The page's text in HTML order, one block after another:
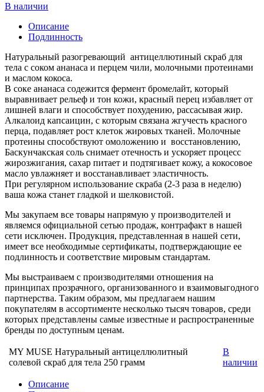
В наличии
Описание
Подлинность
Натуральный разогревающий антицеллютиный скраб для
тела с соком ананаса и перцем чили, молочными протеинами
и маслом кокоса.
В соке ананаса содежится фермент бромелайт, который
выравнивает рельеф и тон кожи, красный перец избавляет от
лишней влаги и способствует похудению, рассасывая жир.
Алкалоид капсаицин, с которым связана жгучесть красного
перца, подавляет рост клеток жировых тканей. Молочные
протеины способствуют омоложению и восстановлению,
Баскунчакская соль снимает отечность и ускоряет процесс
жирозжигания, сахар питает и подтягивает кожу, а кокосовое
масло увлажняет и восстанавливает эластичность.
При регулярном использование скраба (2-3 раза в неделю)
ваша кожа станет гладкой и шелковистой.
Мы закупаем все товары напрямую у производителей и
являемся официальной сетью продаж, контрафакт в нашей
сети исключен. Продукция, представленная в нашей сети,
имеет все необходимые сертификаты, подтверждающие ее
подлинность и соответствие мировым стандартам.
Мы выстраиваем с производителями отношения на
принципах прозрачного, организованного и взаимовыгодного
партнерства. Таким образом, мы предлагаем нашим
покупателям в ассортименте несколько тысяч товаров, среди
которых представлены самые известные и распространенные
бренды по доступным ценам.
MY MUSE Натуральный антицеллюлитный
солевой скраб для тела 250 грамм
В
наличии
Описание